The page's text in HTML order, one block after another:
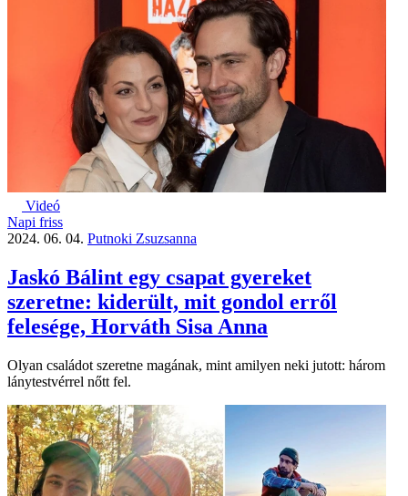
Videó
Napi friss
2024. 06. 04. Putnoki Zsuzsanna
Jaskó Bálint egy csapat gyereket
szeretne: kiderült, mit gondol erről
felesége, Horváth Sisa Anna
Olyan családot szeretne magának, mint amilyen neki jutott: három
lánytestvérrel nőtt fel.